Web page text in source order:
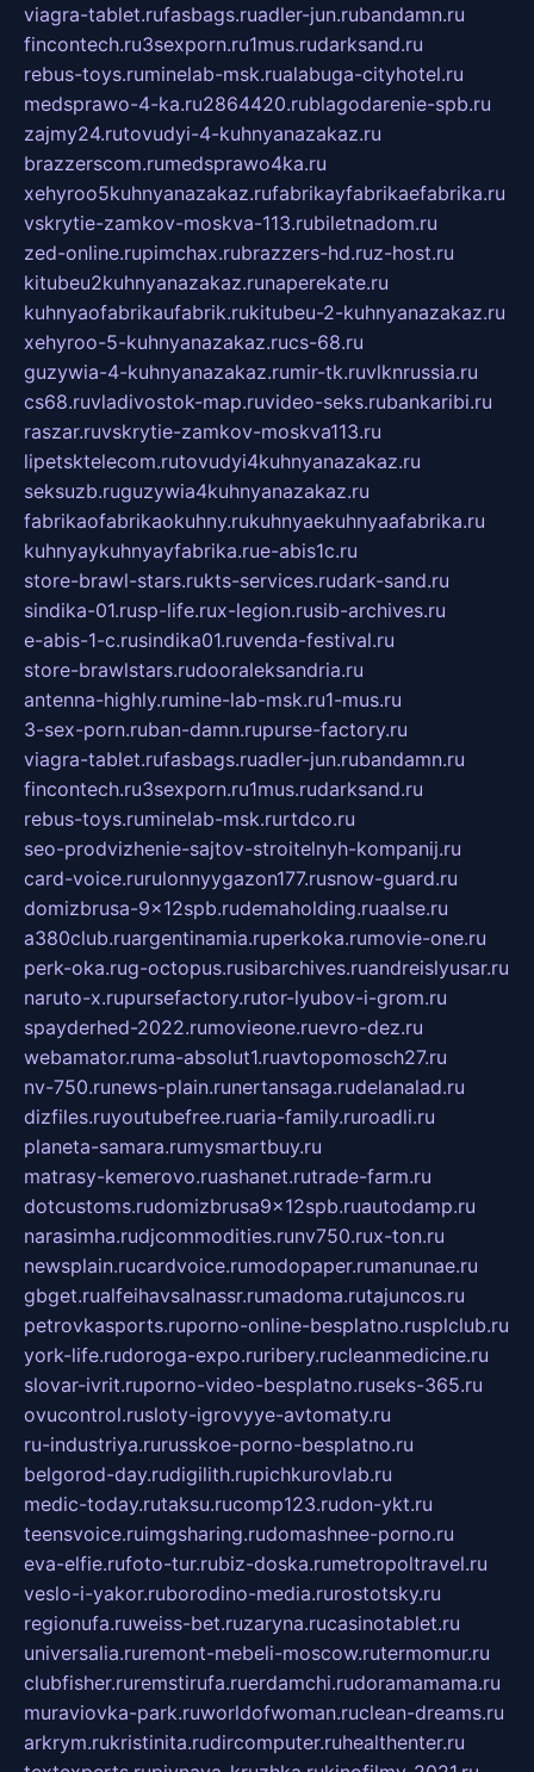
viagra-tablet.rufasbags.ruadler-jun.rubandamn.ru
fincontech.ru3sexporn.ru1mus.rudarksand.ru
rebus-toys.ruminelab-msk.rualabuga-cityhotel.ru
medsprawo-4-ka.ru2864420.rublagodarenie-spb.ru
zajmy24.rutovudyi-4-kuhnyanazakaz.ru
brazzerscom.rumedsprawo4ka.ru
xehyroo5kuhnyanazakaz.rufabrikayfabrikaefabrika.ru
vskrytie-zamkov-moskva-113.rubiletnadom.ru
zed-online.rupimchax.rubrazzers-hd.ruz-host.ru
kitubeu2kuhnyanazakaz.runaperekate.ru
kuhnyaofabrikaufabrik.rukitubeu-2-kuhnyanazakaz.ru
xehyroo-5-kuhnyanazakaz.rucs-68.ru
guzywia-4-kuhnyanazakaz.rumir-tk.ruvlknrussia.ru
cs68.ruvladivostok-map.ruvideo-seks.rubankaribi.ru
raszar.ruvskrytie-zamkov-moskva113.ru
lipetsktelecom.rutovudyi4kuhnyanazakaz.ru
seksuzb.ruguzywia4kuhnyanazakaz.ru
fabrikaofabrikaokuhny.rukuhnyaekuhnyaafabrika.ru
kuhnyaykuhnyayfabrika.rue-abis1c.ru
store-brawl-stars.rukts-services.rudark-sand.ru
sindika-01.rusp-life.rux-legion.rusib-archives.ru
e-abis-1-c.rusindika01.ruvenda-festival.ru
store-brawlstars.rudooraleksandria.ru
antenna-highly.rumine-lab-msk.ru1-mus.ru
3-sex-porn.ruban-damn.rupurse-factory.ru
viagra-tablet.rufasbags.ruadler-jun.rubandamn.ru
fincontech.ru3sexporn.ru1mus.rudarksand.ru
rebus-toys.ruminelab-msk.rurtdco.ru
seo-prodvizhenie-sajtov-stroitelnyh-kompanij.ru
card-voice.rurulonnyygazon177.rusnow-guard.ru
domizbrusa-9x12spb.rudemaholding.ruaalse.ru
a380club.ruargentinamia.ruperkoka.rumovie-one.ru
perk-oka.rug-octopus.rusibarchives.ruandreislyusar.ru
naruto-x.rupursefactory.rutor-lyubov-i-grom.ru
spayderhed-2022.rumovieone.ruevro-dez.ru
webamator.ruma-absolut1.ruavtopomosch27.ru
nv-750.runews-plain.runertansaga.rudelanalad.ru
dizfiles.ruyoutubefree.ruaria-family.ruroadli.ru
planeta-samara.rumysmartbuy.ru
matrasy-kemerovo.ruashanet.rutrade-farm.ru
dotcustoms.rudomizbrusa9x12spb.ruautodamp.ru
narasimha.rudjcommodities.runv750.rux-ton.ru
newsplain.rucardvoice.rumodopaper.rumanunae.ru
gbget.rualfeihavsalnassr.rumadoma.rutajuncos.ru
petrovkasports.ruporno-online-besplatno.rusplclub.ru
york-life.rudoroga-expo.ruribery.rucleanmedicine.ru
slovar-ivrit.ruporno-video-besplatno.ruseks-365.ru
ovucontrol.rusloty-igrovyye-avtomaty.ru
ru-industriya.rurusskoe-porno-besplatno.ru
belgorod-day.rudigilith.rupichkurovlab.ru
medic-today.rutaksu.rucomp123.rudon-ykt.ru
teensvoice.ruimgsharing.rudomashnee-porno.ru
eva-elfie.rufoto-tur.rubiz-doska.rumetropoltravel.ru
veslo-i-yakor.ruborodino-media.rurostotsky.ru
regionufa.ruweiss-bet.ruzaryna.rucasinotablet.ru
universalia.ruremont-mebeli-moscow.rutermomur.ru
clubfisher.ruremstirufa.ruerdamchi.rudoramamama.ru
muraviovka-park.ruworldofwoman.ruclean-dreams.ru
arkrym.rukristinita.rudircomputer.ruhealthenter.ru